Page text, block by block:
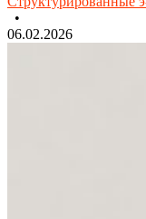
•
06.02.2026